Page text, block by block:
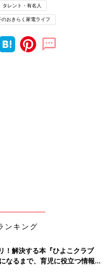
タレント・有名人
おきらく家電ライフ
ンキング
！解決する本『ひよこクラブ
るまで、育児に役立つ情報が